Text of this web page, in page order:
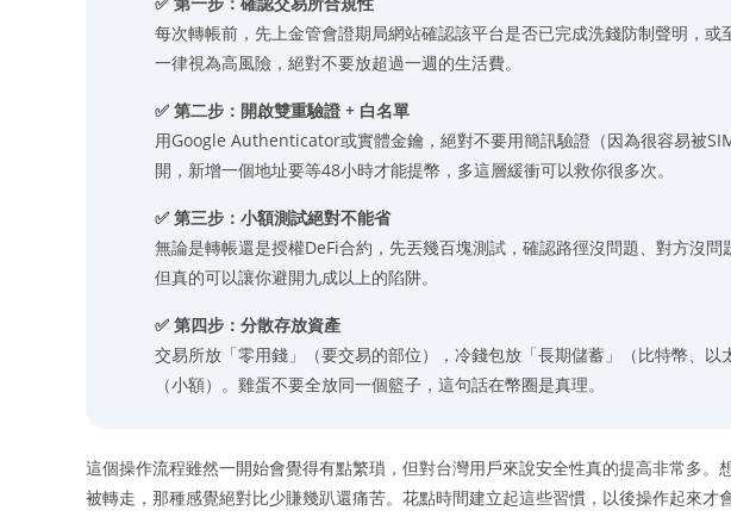
每次轉帳前，先上金管會證期局網站確認該平台是否已完成洗錢防制聲明，
一律視為高風險，絕對不要放超過一週的生活費。
✅ 第二步：開啟雙重驗證 + 白名單
用Google Authenticator或實體金鑰，絕對不要用簡訊驗證（因為很容易被
開，新增一個地址要等48小時才能提幣，多這層緩衝可以救你很多次。
✅ 第三步：小額測試絕對不能省
無論是轉帳還是授權DeFi合約，先丟幾百塊測試，確認路徑沒問題、對方沒問
但真的可以讓你避開九成以上的陷阱。
✅ 第四步：分散存放資產
交易所放「零用錢」（要交易的部位），冷錢包放「長期儲蓄」（比特幣、以
（小額）。雞蛋不要全放同一個籃子，這句話在幣圈是真理。
這個操作流程雖然一開始會覺得有點繁瑣，但對台灣用戶來說安全性真的提高非常多
被轉走，那種感覺絕對比少賺幾趴還痛苦。花點時間建立起這些習慣，以後操作起來才會